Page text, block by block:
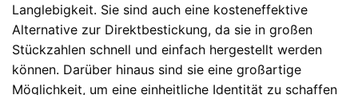
Langlebigkeit. Sie sind auch eine kosteneffektive
Alternative zur Direktbestickung, da sie in großen
Stückzahlen schnell und einfach hergestellt werden
können. Darüber hinaus sind sie eine großartige
Möglichkeit, um eine einheitliche Identität zu schaffen